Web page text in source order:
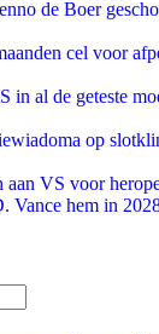
de Boer
cel voor
in al de geteste
op
aan VS voor
Vance hem in